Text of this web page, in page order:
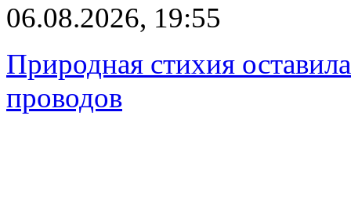
06.08.2026, 19:55
Природная стихия
проводов